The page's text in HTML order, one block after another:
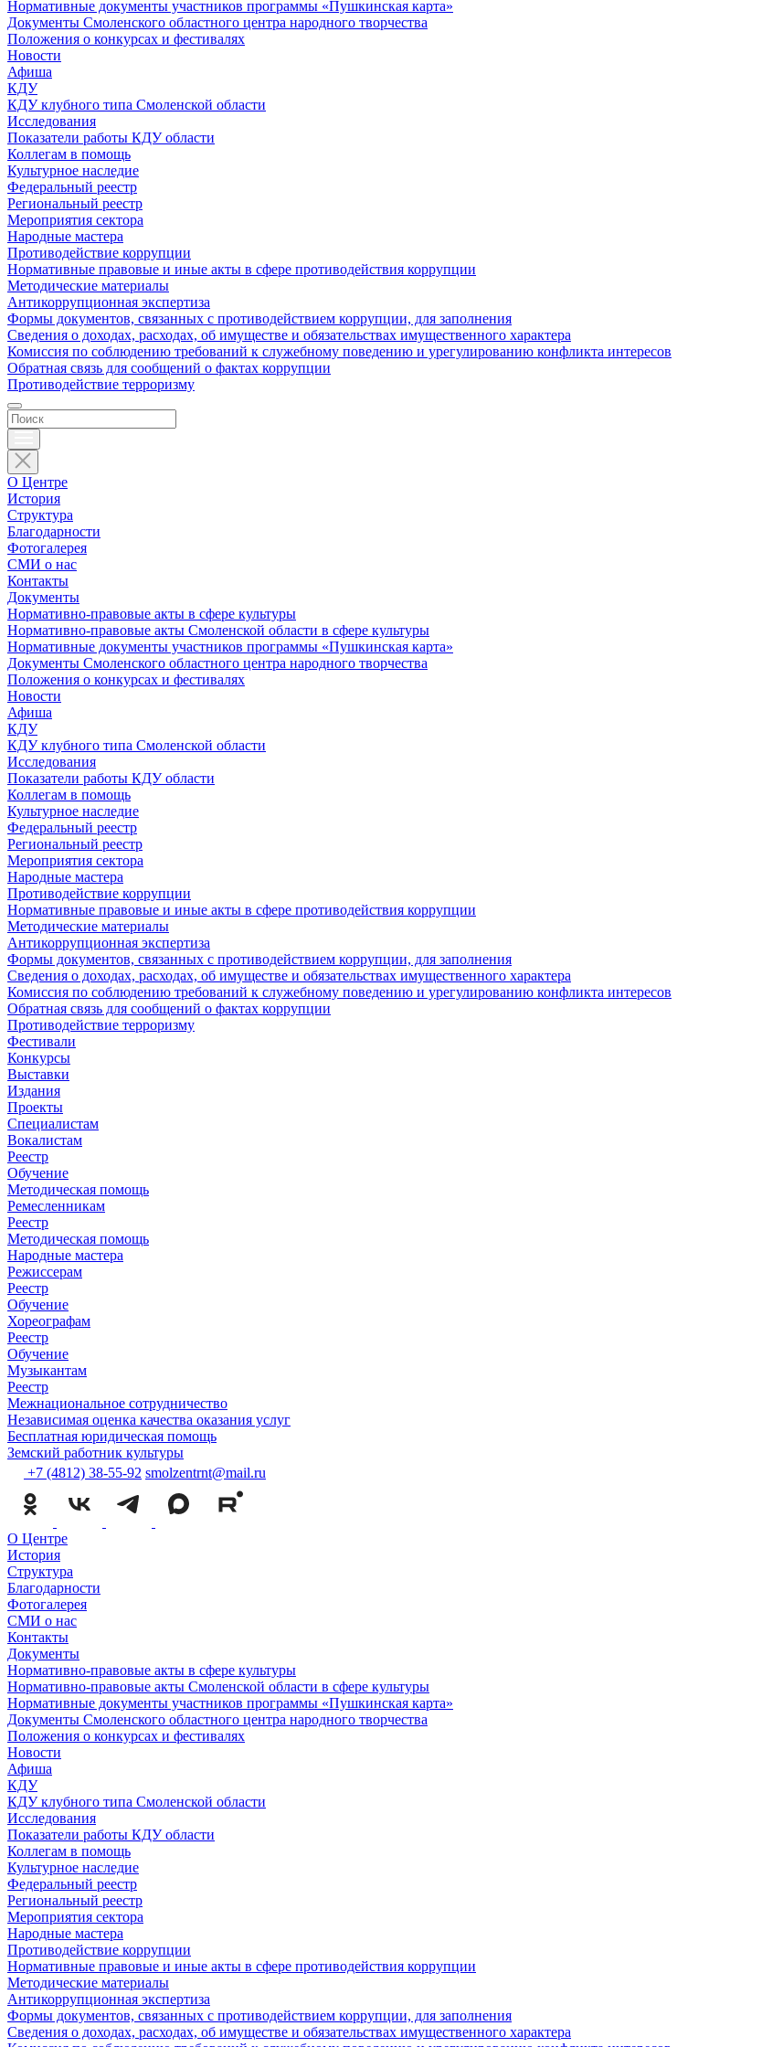
Нормативные документы участников программы «Пушкинская карта»
Документы Смоленского областного центра народного творчества
Положения о конкурсах и фестивалях
Новости
Афиша
КДУ
КДУ клубного типа Смоленской области
Исследования
Показатели работы КДУ области
Коллегам в помощь
Культурное наследие
Федеральный реестр
Региональный реестр
Мероприятия сектора
Народные мастера
Противодействие коррупции
Нормативные правовые и иные акты в сфере противодействия коррупции
Методические материалы
Антикоррупционная экспертиза
Формы документов, связанных с противодействием коррупции, для заполнения
Сведения о доходах, расходах, об имуществе и обязательствах имущественного характера
Комиссия по соблюдению требований к служебному поведению и урегулированию конфликта интересов
Обратная связь для сообщений о фактах коррупции
Противодействие терроризму
О Центре
История
Структура
Благодарности
Фотогалерея
СМИ о нас
Контакты
Документы
Нормативно-правовые акты в сфере культуры
Нормативно-правовые акты Смоленской области в сфере культуры
Нормативные документы участников программы «Пушкинская карта»
Документы Смоленского областного центра народного творчества
Положения о конкурсах и фестивалях
Новости
Афиша
КДУ
КДУ клубного типа Смоленской области
Исследования
Показатели работы КДУ области
Коллегам в помощь
Культурное наследие
Федеральный реестр
Региональный реестр
Мероприятия сектора
Народные мастера
Противодействие коррупции
Нормативные правовые и иные акты в сфере противодействия коррупции
Методические материалы
Антикоррупционная экспертиза
Формы документов, связанных с противодействием коррупции, для заполнения
Сведения о доходах, расходах, об имуществе и обязательствах имущественного характера
Комиссия по соблюдению требований к служебному поведению и урегулированию конфликта интересов
Обратная связь для сообщений о фактах коррупции
Противодействие терроризму
Фестивали
Конкурсы
Выставки
Издания
Проекты
Специалистам
Вокалистам
Реестр
Обучение
Методическая помощь
Ремесленникам
Реестр
Методическая помощь
Народные мастера
Режиссерам
Реестр
Обучение
Хореографам
Реестр
Обучение
Музыкантам
Реестр
Межнациональное сотрудничество
Независимая оценка качества оказания услуг
Бесплатная юридическая помощь
Земский работник культуры
+7 (4812) 38-55-92 smolzentrnt@mail.ru
О Центре
История
Структура
Благодарности
Фотогалерея
СМИ о нас
Контакты
Документы
Нормативно-правовые акты в сфере культуры
Нормативно-правовые акты Смоленской области в сфере культуры
Нормативные документы участников программы «Пушкинская карта»
Документы Смоленского областного центра народного творчества
Положения о конкурсах и фестивалях
Новости
Афиша
КДУ
КДУ клубного типа Смоленской области
Исследования
Показатели работы КДУ области
Коллегам в помощь
Культурное наследие
Федеральный реестр
Региональный реестр
Мероприятия сектора
Народные мастера
Противодействие коррупции
Нормативные правовые и иные акты в сфере противодействия коррупции
Методические материалы
Антикоррупционная экспертиза
Формы документов, связанных с противодействием коррупции, для заполнения
Сведения о доходах, расходах, об имуществе и обязательствах имущественного характера